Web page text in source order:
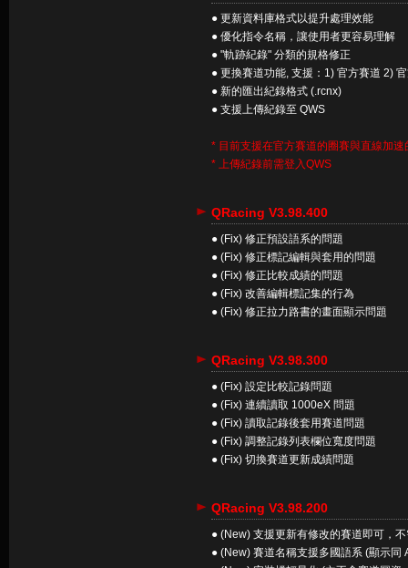
● 更新資料庫格式以提升處理效能
● 優化指令名稱，讓使用者更容易理解
● "軌跡紀錄" 分類的規格修正
● 更換賽道功能, 支援：1) 官方賽道 2)
● 新的匯出紀錄格式 (.rcnx)
● 支援上傳紀錄至 QWS
* 目前支援在官方賽道的圈賽與直線加速
* 上傳紀錄前需登入QWS
QRacing V3.98.400
● (Fix) 修正預設語系的問題
● (Fix) 修正標記編輯與套用的問題
● (Fix) 修正比較成績的問題
● (Fix) 改善編輯標記集的行為
● (Fix) 修正拉力路書的畫面顯示問題
QRacing V3.98.300
● (Fix) 設定比較記錄問題
● (Fix) 連續讀取 1000eX 問題
● (Fix) 讀取記錄後套用賽道問題
● (Fix) 調整記錄列表欄位寬度問題
● (Fix) 切換賽道更新成績問題
QRacing V3.98.200
● (New) 支援更新有修改的賽道即可，
● (New) 賽道名稱支援多國語系 (顯示同